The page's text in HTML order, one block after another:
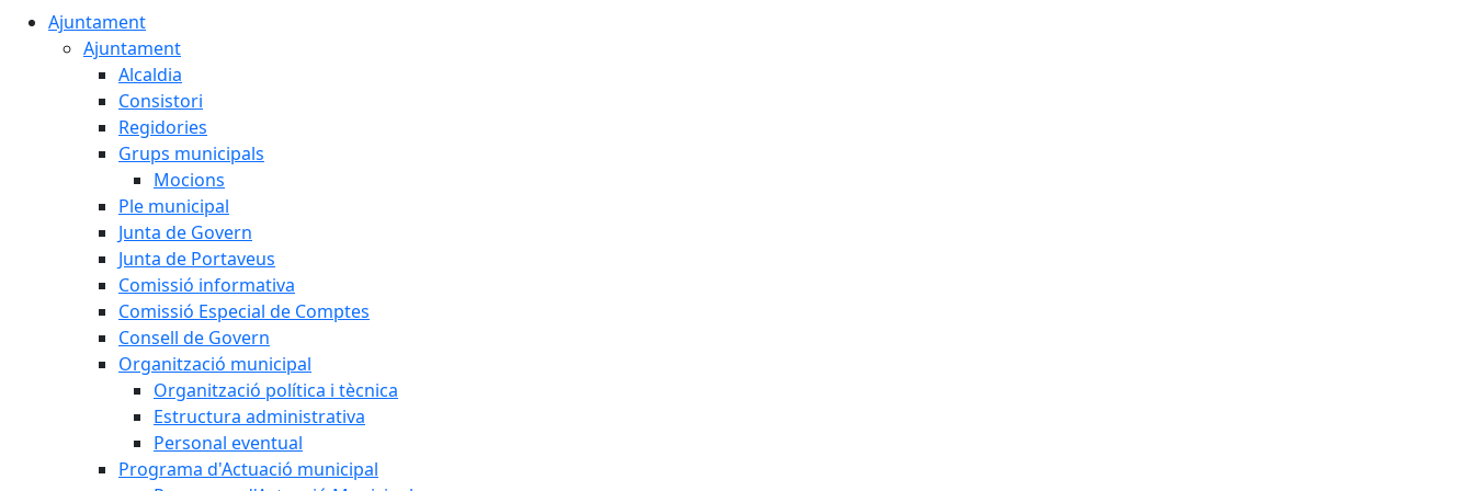
Ajuntament
Ajuntament
Alcaldia
Consistori
Regidories
Grups municipals
Mocions
Ple municipal
Junta de Govern
Junta de Portaveus
Comissió informativa
Comissió Especial de Comptes
Consell de Govern
Organització municipal
Organització política i tècnica
Estructura administrativa
Personal eventual
Programa d'Actuació municipal